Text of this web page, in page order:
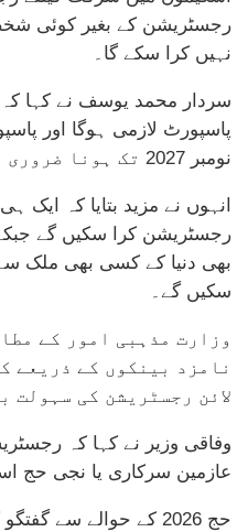
رجسٹریشن کے بغیر کوئی
نہیں کرا سکے گا۔
نومبر 2027 تک ہونا ضروری ہے۔
انہوں نے مزید بتایا کہ ایک
رجسٹریشن کرا سکیں گے
بھی دنیا کے کسی بھی ملک
سکیں گے۔
وزارت مذہبی امور کے
نامزد بینکوں کے ذریعے
لائن رجسٹریشن کی سہولت
وفاقی وزیر نے کہا کہ
عازمین سرکاری یا نجی حج
حج 2026 کے حوالے سے